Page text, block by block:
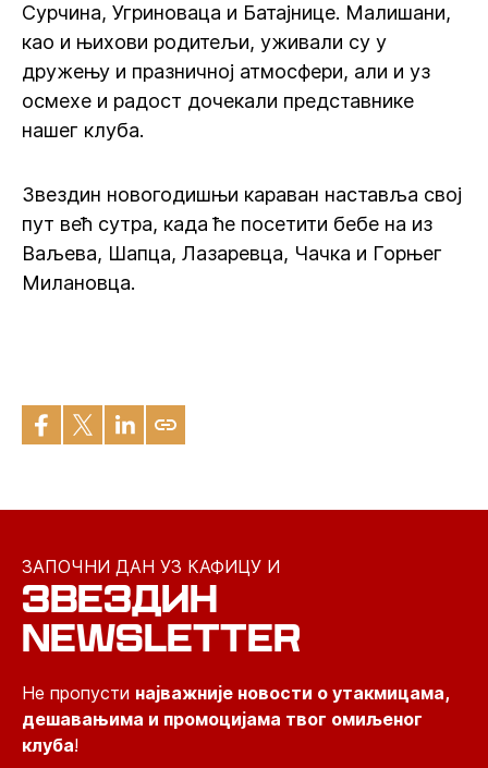
Сурчина, Угриноваца и Батајнице. Малишани,
као и њихови родитељи, уживали су у
дружењу и празничној атмосфери, али и уз
осмехе и радост дочекали представнике
нашег клуба.
Звездин новогодишњи караван наставља свој
пут већ сутра, када ће посетити бебе на из
Ваљева, Шапца, Лазаревца, Чачка и Горњег
Милановца.
ЗАПОЧНИ ДАН УЗ КАФИЦУ И
ЗВЕЗДИН
NEWSLETTER
Не пропусти најважније новости о утакмицама,
дешавањима и промоцијама твог омиљеног
клуба!